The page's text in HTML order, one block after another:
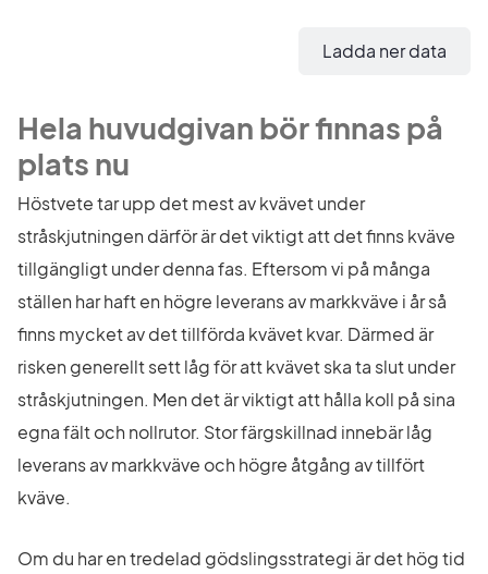
Ladda ner data
Hela huvudgivan bör finnas på
plats nu
Höstvete tar upp det mest av kvävet under
stråskjutningen därför är det viktigt att det finns kväve
tillgängligt under denna fas. Eftersom vi på många
ställen har haft en högre leverans av markkväve i år så
finns mycket av det tillförda kvävet kvar. Därmed är
risken generellt sett låg för att kvävet ska ta slut under
stråskjutningen. Men det är viktigt att hålla koll på sina
egna fält och nollrutor. Stor färgskillnad innebär låg
leverans av markkväve och högre åtgång av tillfört
kväve.
Om du har en tredelad gödslingsstrategi är det hög tid